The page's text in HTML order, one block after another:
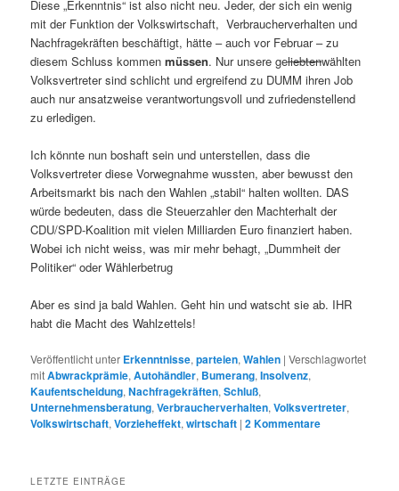
Diese „Erkenntnis“ ist also nicht neu. Jeder, der sich ein wenig
mit der Funktion der Volkswirtschaft, Verbraucherverhalten und
Nachfragekräften beschäftigt, hätte – auch vor Februar – zu
diesem Schluss kommenmüssen. Nur unsere geliebtenwählten
Volksvertreter sind schlicht und ergreifend zu DUMM ihren Job
auch nur ansatzweise verantwortungsvoll und zufriedenstellend
zu erledigen.
Ich könnte nun boshaft sein und unterstellen, dass die
Volksvertreter diese Vorwegnahme wussten, aber bewusst den
Arbeitsmarkt bis nach den Wahlen „stabil“ halten wollten. DAS
würde bedeuten, dass die Steuerzahler den Machterhalt der
CDU/SPD-Koalition mit vielen Milliarden Euro finanziert haben.
Wobei ich nicht weiss, was mir mehr behagt, „Dummheit der
Politiker“ oder Wählerbetrug
Aber es sind ja bald Wahlen. Geht hin und watscht sie ab. IHR
habt die Macht des Wahlzettels!
Veröffentlicht unter Erkenntnisse,parteien,Wahlen |Verschlagwortet
mitAbwrackprämie,Autohändler, Bumerang,Insolvenz,
Kaufentscheidung,Nachfragekräften,Schluß,
Unternehmensberatung,Verbraucherverhalten,Volksvertreter,
Volkswirtschaft,Vorzieheffekt,wirtschaft |2Kommentare
LETZTE EINTRÄGE